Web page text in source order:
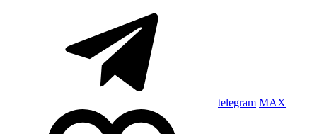
telegram MAX